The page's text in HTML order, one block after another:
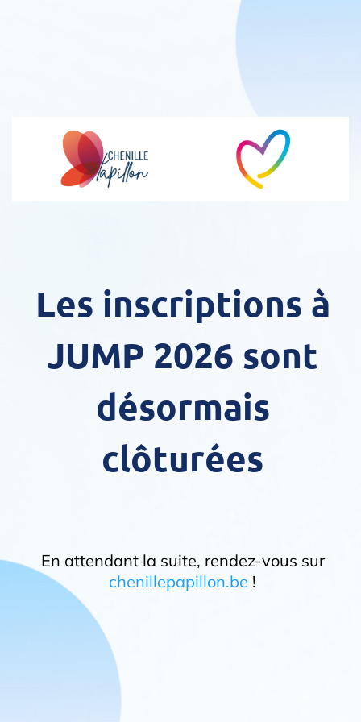
Les inscriptions à
JUMP 2026 sont
désormais
clôturées
En attendant la suite, rendez-vous sur
chenillepapillon.be !